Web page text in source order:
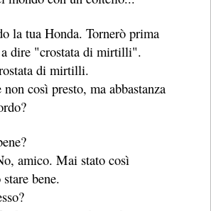
la tua Honda. Tornerò prima
a dire "crostata di mirtilli".
di mirtilli.
non così presto, ma abbastanza
amico. Mai stato così
bene.